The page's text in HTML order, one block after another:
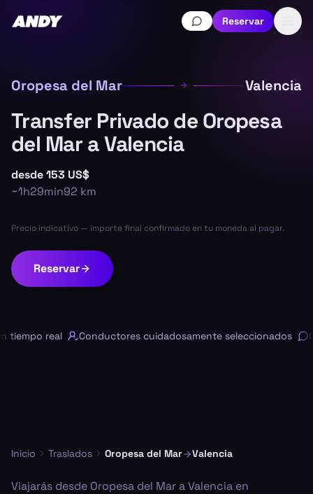
Reservar
Oropesa del Mar Valencia
Transfer Privado de Oropesa
del Mar a Valencia
desde153 US$
~1h29min92 km
Precio indicativo — importe final confirmado en tu moneda al pagar.
Reservar
real Conductores cuidadosamente seleccionados
Inicio Traslados Oropesa del Mar Valencia
Viajarás desde Oropesa del Mar a Valencia en